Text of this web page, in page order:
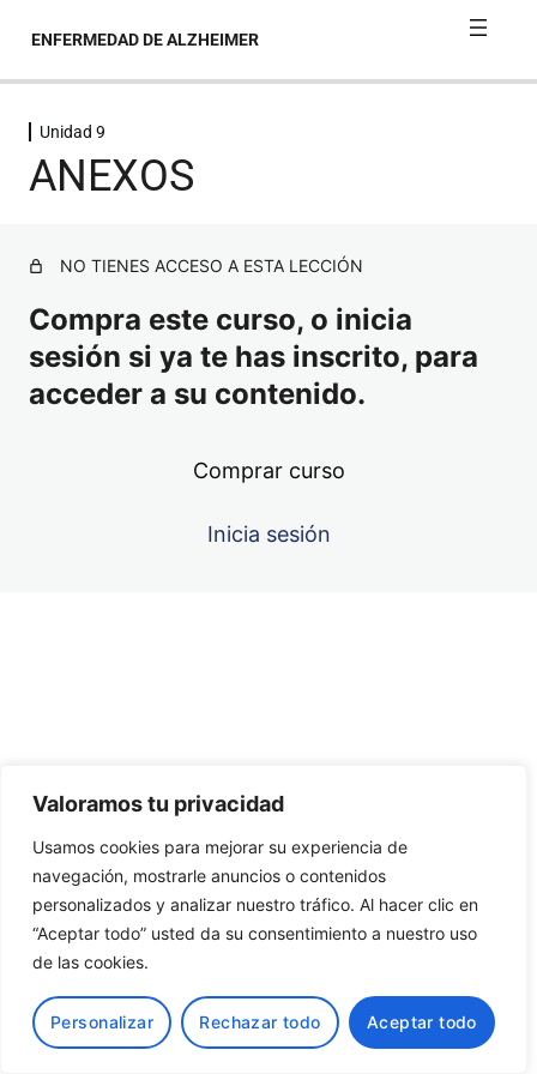
Valoramos tu privacidad
Usamos cookies para mejorar su experiencia de
navegación, mostrarle anuncios o contenidos
personalizados y analizar nuestro tráfico. Al hacer clic en
“Aceptar todo” usted da su consentimiento a nuestro uso
de las cookies.
Personalizar Rechazar todo Aceptar todo
ENFERMEDAD DE ALZHEIMER
Unidad 1
Unidad 3
Unidad 4
Unidad 5
ANEXOS
CUADERNO DE JUEGOS Y PASATIEMPOS PARA
EJERCITAR EL CEREBRO (Fundación Pascual Maragall)
Unidad 10
Unidad 9
ANEXOS
NO TIENES ACCESO A ESTA LECCIÓN
Compra este curso, o inicia
sesión si ya te has inscrito, para
acceder a su contenido.
Comprar curso
Inicia sesión